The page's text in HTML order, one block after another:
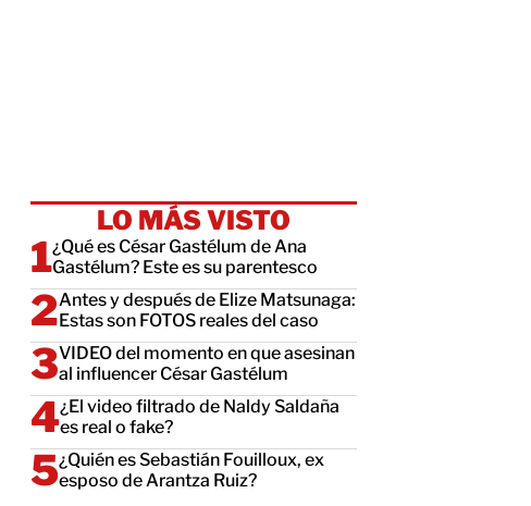
LO MÁS VISTO
¿Qué es César Gastélum de Ana
Gastélum? Este es su parentesco
Antes y después de Elize Matsunaga:
Estas son FOTOS reales del caso
VIDEO del momento en que asesinan
al influencer César Gastélum
¿El video filtrado de Naldy Saldaña
es real o fake?
¿Quién es Sebastián Fouilloux, ex
esposo de Arantza Ruiz?